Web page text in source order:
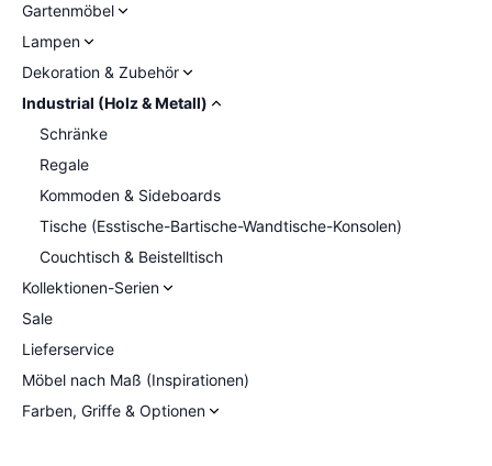
Gartenmöbel
Lampen
Dekoration & Zubehör
Industrial (Holz & Metall)
Schränke
Regale
Kommoden & Sideboards
Tische (Esstische-Bartische-Wandtische-Konsolen)
Couchtisch & Beistelltisch
Kollektionen-Serien
Sale
Lieferservice
Möbel nach Maß (Inspirationen)
Farben, Griffe & Optionen